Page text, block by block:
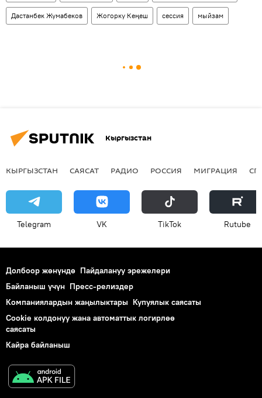
Дастанбек Жумабеков Жогорку Кеңеш сессия мыйзам
Кыргызстан
КЫРГЫЗСТАН САЯСАТ РАДИО РОССИЯ МИГРАЦИЯ
Telegram VK ТikТоk Rutube
Долбоор жөнүндө Пайдалануу эрежелери
Байланыш үчүн Пресс-релиздер
Компаниялардын жаңылыктары Купуялык саясаты
Cookie колдонуу жана автоматтык логирлөө
саясаты
Кайра байланыш